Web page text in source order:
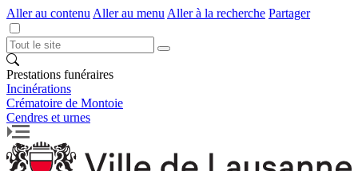
Aller au contenu Aller au menu Aller à la recherche Partager
Prestations funéraires
Incinérations
Crématoire de Montoie
Cendres et urnes